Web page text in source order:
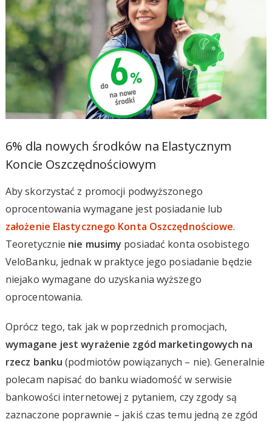
6% dla nowych środków na Elastycznym
Koncie Oszczędnościowym
Aby skorzystać z promocji podwyższonego
oprocentowania wymagane jest posiadanie lub
założenie Elastycznego Konta Oszczędnościowe.
Teoretycznie nie musimy posiadać konta osobistego
VeloBanku, jednak w praktyce jego posiadanie będzie
niejako wymagane do uzyskania wyższego
oprocentowania.
Oprócz tego, tak jak w poprzednich promocjach,
wymagane jest wyrażenie zgód marketingowych na
rzecz banku (podmiotów powiązanych – nie). Generalnie
polecam napisać do banku wiadomość w serwisie
bankowości internetowej z pytaniem, czy zgody są
zaznaczone poprawnie – jakiś czas temu jedną ze zgód